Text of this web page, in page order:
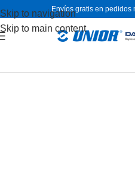
Skip to navigation
Skip to main content
Envíos gratis en pedidos